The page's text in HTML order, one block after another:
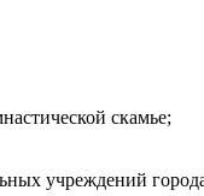
скамье;
учреждений